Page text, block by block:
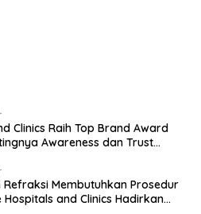
Clinics Raih Top Brand Award
Awareness dan Trust
Refraksi Membutuhkan Prosedur
Hospitals and Clinics Hadirkan